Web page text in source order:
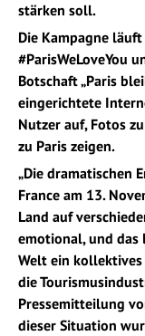
stärken soll.
Die Kampagne
#ParisWeLoveYou
Botschaft „Paris
eingerichtete
Nutzer auf, Fotos
zu Paris zeigen.
„Die dramatischen
France am 13.
Land auf
emotional, und das
Welt ein kollektives
die
Pressemitteilung
dieser Situation